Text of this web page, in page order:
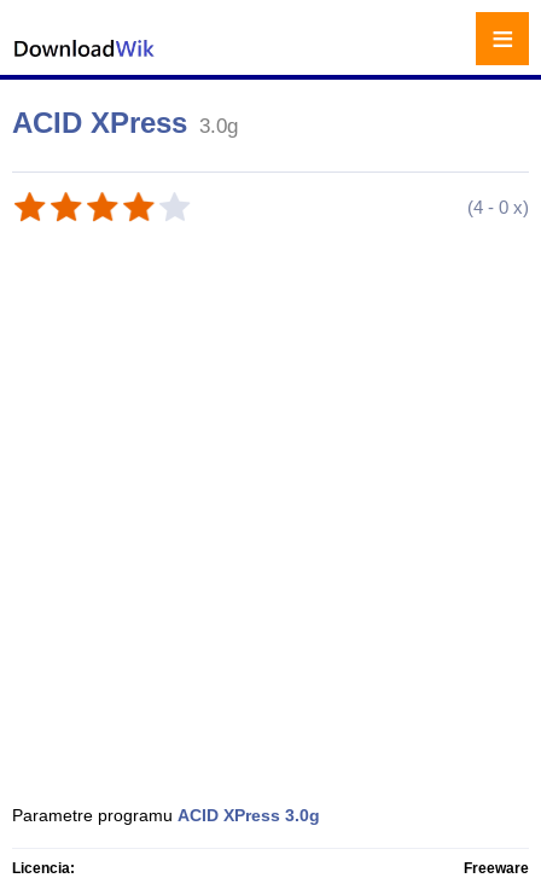
ACID XPress 3.0g
(4 - 0 x)
Parametre programu ACID XPress 3.0g
Licencia: Freeware
≡